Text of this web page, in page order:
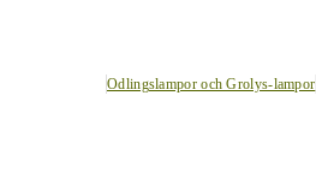
Odlingslampor och Grolys-lampor